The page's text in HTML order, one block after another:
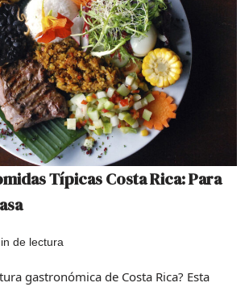
Típicas Costa Rica: Para
de lectura
gastronómica de Costa Rica? Esta